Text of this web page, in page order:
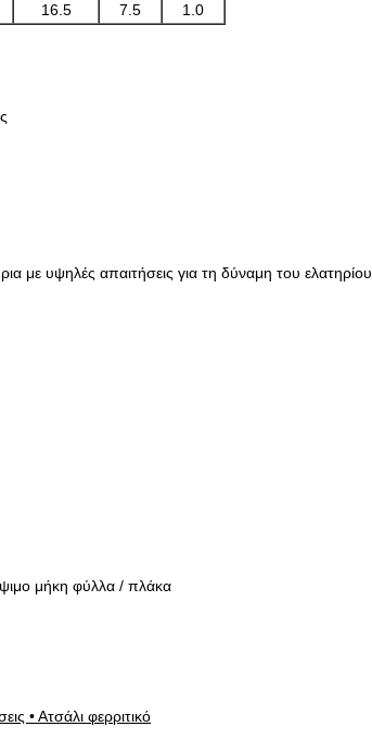
16.5 7.5 1.0
με υψηλές απαιτήσεις για τη δύναμη του ελατηρίου
μήκη φύλλα / πλάκα
• Ατσάλι φερριτικό